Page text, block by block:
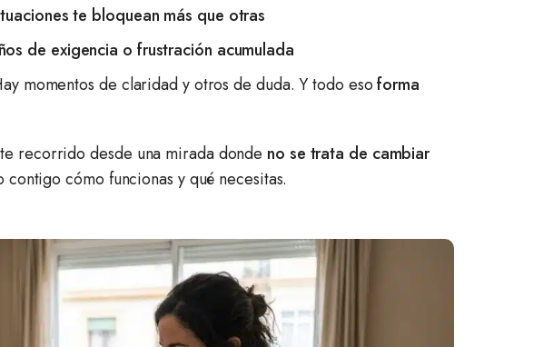
te bloquean más que otras
de exigencia o frustración acumulada
momentos de claridad y otros de duda. Y todo esoforma
recorrido desde una mirada donde no se trata de cambiar
cómo funcionas y qué necesitas.